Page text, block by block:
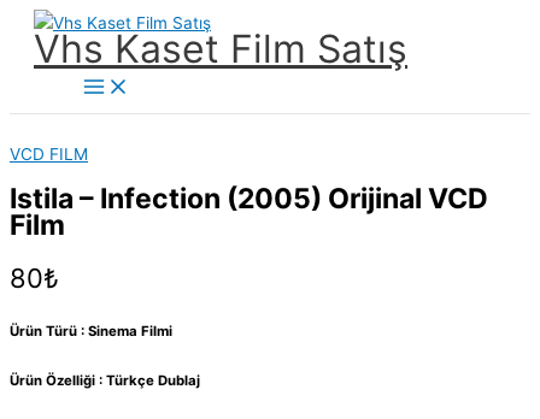
İçeriğe
Vhs Kaset Film Satış
Main
Menu
VCD FILM
Istila – Infection (2005) Orijinal VCD
Film
80₺
Ürün Türü : Sinema Filmi
Ürün Özelliği : Türkçe Dublaj